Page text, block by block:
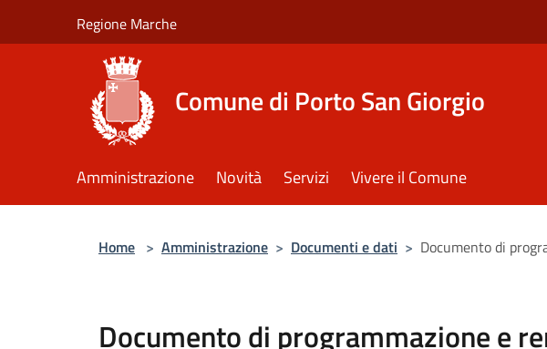
Regione Marche
Comune di Porto San Giorgio
Amministrazione Novità Servizi Vivere il Comune
Home > Amministrazione > Documenti e dati > Documento di
Documento di programmazione e